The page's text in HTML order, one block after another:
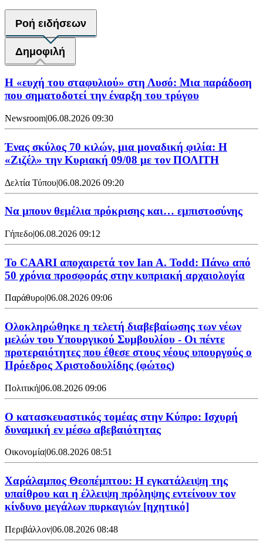
Ροή ειδήσεων
Δημοφιλή
Η «ευχή του σταφυλιού» στη Λυσό: Μια παράδοση
που σηματοδοτεί την έναρξη του τρύγου
Newsroom|06.08.2026 09:30
Ένας σκύλος 70 κιλών, μια μοναδική φιλία: Η
«Ζιζέλ» την Κυριακή 09/08 με τον ΠΟΛΙΤΗ
Δελτία Τύπου|06.08.2026 09:20
Να μπουν θεμέλια πρόκρισης και… εμπιστοσύνης
Γήπεδο|06.08.2026 09:12
Το CAARI αποχαιρετά τον Ian A. Todd: Πάνω από
50 χρόνια προσφοράς στην κυπριακή αρχαιολογία
Παράθυρο|06.08.2026 09:06
Ολοκληρώθηκε η τελετή διαβεβαίωσης των νέων
μελών του Υπουργικού Συμβουλίου - Οι πέντε
προτεραιότητες που έθεσε στους νέους υπουργούς ο
Πρόεδρος Χριστοδουλίδης (φώτος)
Πολιτική|06.08.2026 09:06
Ο κατασκευαστικός τομέας στην Κύπρο: Ισχυρή
δυναμική εν μέσω αβεβαιότητας
Οικονομία|06.08.2026 08:51
Χαράλαμπος Θεοπέμπτου: Η εγκατάλειψη της
υπαίθρου και η έλλειψη πρόληψης εντείνουν τον
κίνδυνο μεγάλων πυρκαγιών [ηχητικό]
Περιβάλλον|06.08.2026 08:48